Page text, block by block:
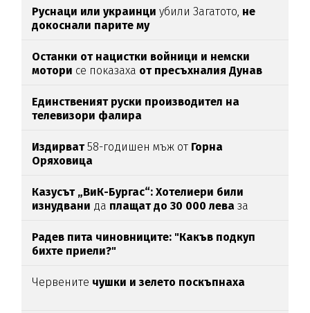
Руснаци или украинци убили Загатото, не
докоснали парите му
Останки от нацистки войници и немски
мотори се показаха от пресъхналия Дунав
Единственият руски производител на
телевизори фалира
Издирват58-годишен мъж от Горна
Оряховица
Казусът „ВиК-Бургас“: Хотелиери били
изнудвани да плащат до 30 000 лева за
Радев пита чиновниците: "Какъв подкуп
бихте приели?"
Червените чушки и зелето поскъпнаха